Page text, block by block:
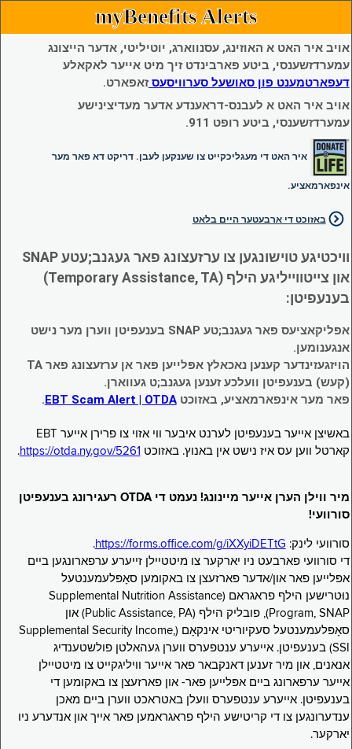
myBenefits Alerts
אויב איר האט א האוזינג, עסנווארג, יוטיליטי, אדער הייצונג
עמערדזשענסי, ביטע פארבינדט זיך מיט אייער לאקאלע
דעפארטמענט פון סאושעל סערוויסעסזאפארט.
אויב איר האט א לעבנס-דראענדע אדער מעדיצינישע
עמערדזשענסי, ביטע רופט 911.
איר האט די מעגליכקייט צו שענקען לעבן. דריקט דא פאר מער
אינפארמאציע.
באזוכט די ארבעטער היים בלאט
וויכטיגע טוישונגען צו ערזעצונג פאר געגנב;עטע SNAP
און צייטווייליגע הילף (Temporary Assistance, TA)
בענעפיטן:
אפליקאציעס פאר געגנב;טע SNAP בענעפיטן ווערן מער נישט
אנגענומען.
הויזגעזינדער קענען נאכאלץ אפּלייען פאר אן ערזעצונג פאר TA
(קעש) בענעפיטן וועלכע זענען געגנב;ט געווארן.
פאר מער אינפארמאציע, באזוכטEBT Scam Alert | OTDA
.
באשיצן אייער בענעפיטן לערנט איבער ווי אזוי צו פרירן אייער EBT
קארטל ווען עס איז נישט אין באנוץ. באזוכט https://otda.ny.gov/5261
.
מיר ווילן הערן אייער מיינונג! נעמט די OTDA רעגירונג בענעפיטן
סורוועי!
סורוועי לינק: https://forms.office.com/g/iXXyiDETtG
.
די סורוועי פארבעט ניו יארקער צו מיטטיילן זייערע ערפארונגען ביים
אפּלייען פאר און/אדער פארזעצן צו באקומען סאָפּלעמענטעל
נוּטרישען הילף פראגראם (Supplemental Nutrition Assistance
Program, SNAP), פובליק הילף (Public Assistance, PA) און
סאָפּלעמענטעל סעקיוריטי אינקאָם (Supplemental Security Income,
SSI) בענעפיטן. אייערע ענטפערס ווערן געהאלטן פולשטענדיג
אנאנים, און מיר זענען דאנקבאר פאר אייער וויליגקייט צו מיטטיילן
אייער ערפארונג ביים אפּלייען פאר- און פארזעצן צו באקומען די
בענעפיטן. אייערע ענטפערס וועלן באטראכט ווערן ביים מאכן
ענדערונגען צו די קריטישע הילף פראגראמען פאר אייך און אנדערע ניו
יארקער.